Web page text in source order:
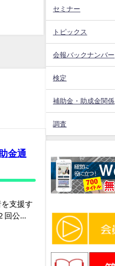
金通
支援す
回公…
セミナー
トピックス
会報バックナンバー
検定
補助金・助成金関係
調査